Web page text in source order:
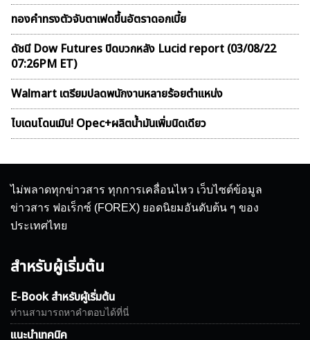
ทองคำทรงตัวจับตาเฟดขึ้นอัตราดอกเบี้ย
ดัชนี Dow Futures ปิดบวกหลัง Lucid report (03/08/22
07:26PM ET)
Walmart เตรียมปลดพนักงานหลายร้อยตำแหน่ง
ไบเดนโดนเมิน! Opec+ผลิตน้ำมันเพิ่มนิดเดียว
ไม่พลาดทุกข่าวสาร ทุกการเคลื่อนไหว เว็บไซต์ข้อมูล
ข่าวสาร ฟอเร็กซ์ (FOREX) ยอดนิยมอันดับต้น ๆ ของ
ประเทศไทย
สำหรับผู้เริ่มต้น
E-Book สำหรับผู้เริ่มต้น
ท่านสามารถหาคำตอบได้ที่นี่
แนะนำเทคนิค